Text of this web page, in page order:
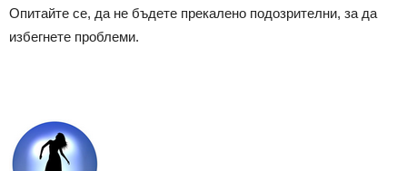
Опитайте се, да не бъдете прекалено подозрителни, за да
избегнете проблеми.